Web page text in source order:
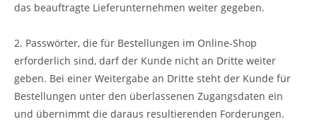
das beauftragte Lieferunternehmen weiter gegeben.
2. Passwörter, die für Bestellungen im Online-Shop
erforderlich sind, darf der Kunde nicht an Dritte weiter
geben. Bei einer Weitergabe an Dritte steht der Kunde für
Bestellungen unter den überlassenen Zugangsdaten ein
und übernimmt die daraus resultierenden Forderungen.